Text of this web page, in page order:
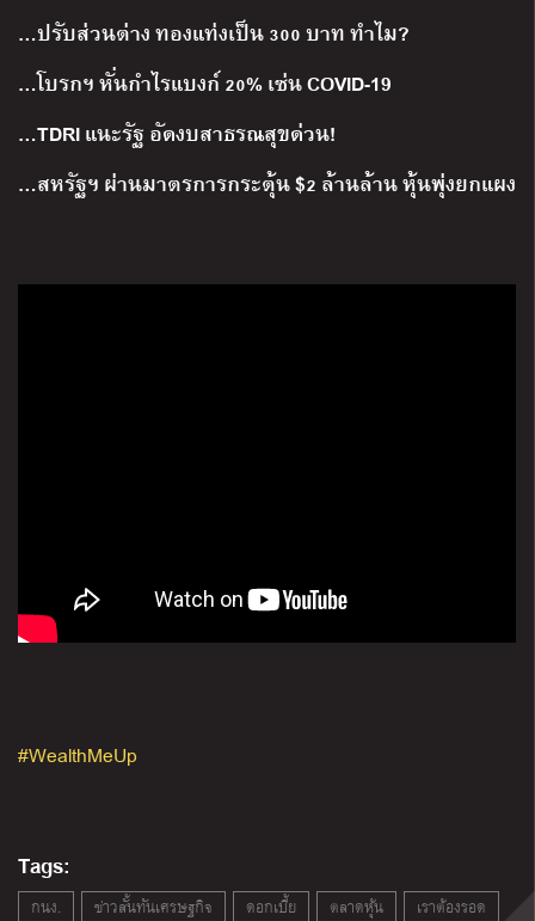
…ปรับส่วนต่าง ทองแท่งเป็น 300 บาท ทำไม?
…โบรกฯ หั่นกำไรแบงก์ 20% เซ่น COVID-19
…TDRI แนะรัฐ อัดงบสาธรณสุขด่วน!
…สหรัฐฯ ผ่านมาตรการกระตุ้น $2 ล้านล้าน หุ้นพุ่งยกแผง
#WealthMeUp
Tags:
กนง. ข่าวสั้นทันเศรษฐกิจ ดอกเบี้ย ตลาดหุ้น เราต้องรอด